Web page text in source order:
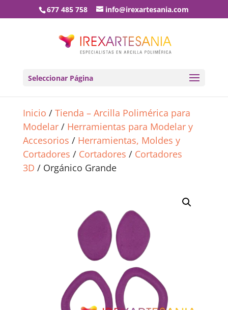
677 485 758 info@irexartesania.com
Seleccionar Página
Inicio / Tienda – Arcilla Polimérica para
Modelar/ Herramientas para Modelar y
Accesorios / Herramientas, Moldes y
Cortadores / Cortadores / Cortadores
3D / Orgánico Grande